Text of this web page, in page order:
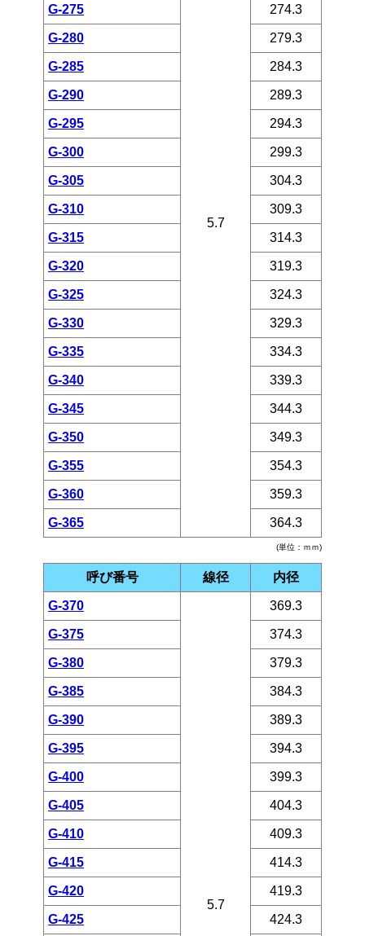
(単位：ｍｍ)
5.7
G-275 274.3
G-280 279.3
G-285 284.3
G-290 289.3
G-295 294.3
G-300 299.3
G-305 304.3
G-310 309.3
G-315 314.3
G-320 319.3
G-325 324.3
G-330 329.3
G-335 334.3
G-340 339.3
G-345 344.3
G-350 349.3
G-355 354.3
G-360 359.3
G-365 364.3
呼び番号 線径 内径
G-370
5.7
369.3
G-375 374.3
G-380 379.3
G-385 384.3
G-390 389.3
G-395 394.3
G-400 399.3
G-405 404.3
G-410 409.3
G-415 414.3
G-420 419.3
G-425 424.3